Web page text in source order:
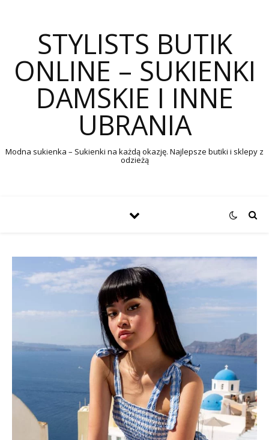
STYLISTS BUTIK
ONLINE – SUKIENKI
DAMSKIE I INNE
UBRANIA
Modna sukienka – Sukienki na każdą okazję. Najlepsze butiki i sklepy z
odzieżą